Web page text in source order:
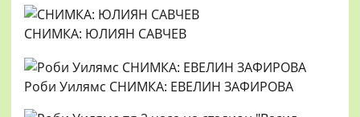
СНИМКА: ЮЛИЯН САВЧЕВ
Роби Уилямс СНИМКА: ЕВЕЛИН ЗАФИРОВА